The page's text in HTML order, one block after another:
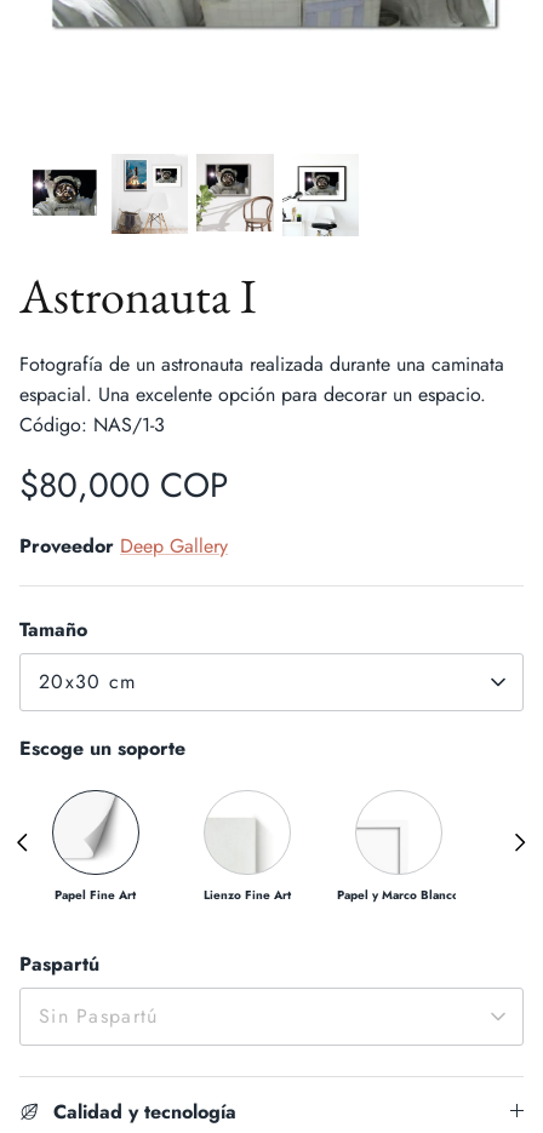
Rana triste de Matsumoto Hoji
Astronauta I
Fotografía de un astronauta realizada durante una caminata
espacial. Una excelente opción para decorar un espacio.
Código: NAS/1-3
$80,000 COP
Proveedor Deep Gallery
Tamaño
20x30 cm
Escoge un soporte
Papel Fine Art Lienzo Fine Art Papel y Marco Blanco
Paspartú
Sin Paspartú
Calidad y tecnología